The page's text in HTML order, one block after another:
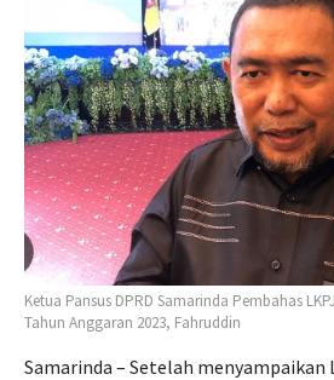
Ketua Pansus DPRD Samarinda Pembahas
Tahun Anggaran 2023, Fahruddin
Samarinda – Setelah menyampaikan